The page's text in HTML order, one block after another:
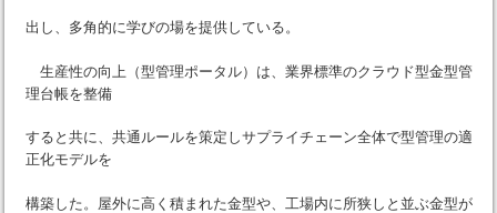
出し、多角的に学びの場を提供している。
生産性の向上（型管理ポータル）は、業界標準のクラウド型金型管
理台帳を整備
すると共に、共通ルールを策定しサプライチェーン全体で型管理の適
正化モデルを
構築した。屋外に高く積まれた金型や、工場内に所狭しと並ぶ金型が